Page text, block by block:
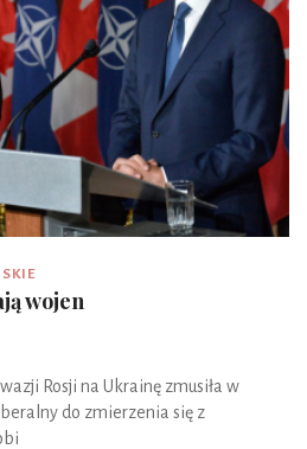
wojen
Rosji na Ukrainę zmusiła w
do zmierzenia się z